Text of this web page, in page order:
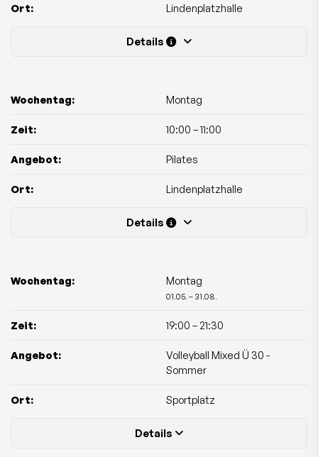
Ort: Lindenplatzhalle
Details
Wochentag: Montag
Zeit: 10:00 –11:00
Angebot: Pilates
Ort: Lindenplatzhalle
Details
Wochentag: Montag
01.05. – 31.08.
Zeit: 19:00 – 21:30
Angebot:
Volleyball Mixed Ü 30 -
Sommer
Ort: Sportplatz
Details